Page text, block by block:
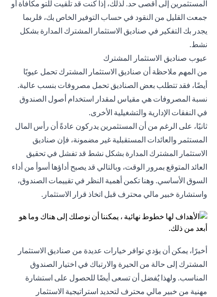
المستثمرين إلى أقصى حد. لذلك، إذا كنت قد تلقيت للتو مكافأة أو
جمعت القليل من النقود في حساب التوفير الخاص بك، فلربما
يجدر بك التفكير في صناديق الاستثمار المشترك المدارة بشكل
نشط.
عيوب صناديق الاستثمار المشترك
من المهم ملاحظة أن صناديق الاستثمار المشترك تحمل عيوبًا
أيضًا، فقد تتطلب بعض الصناديق تحمل مصروفات بنسب عالية.
نسبة المصروفات هي مقياس لمقدار استخدام أصول الصندوق
في النفقات الإدارية والتشغيلية الأخرى.
ثانيًا، على الرغم من أن المستثمرين يدركون عادةً أن رأس المال
المستثمر والعائدات المستقبلية غير مضمونة، فإن صناديق
الاستثمار المشترك المدارة بشكل نشط قد تفشل في تحقيق
العائد المتوقع بمرور الوقت، وبالتالي قد يصبح أداؤها أسوأ من أداء
السوق الأساسي. وهنا تكمن أهمية النظر في تقييمات الصندوق،
واستشارة خبير مالي محترف قبل اتخاذ قرار الاستثمار.
أخيرًا، يمكن أن يؤدي توافر خيارات عديدة من صناديق الاستثمار
المشترك إلى حالة من الحيرة والارتباك في اختيار الصندوق
المناسب. ولهذا يُفضل أن تسعى أيضًا للحصول على استشارة
مهنية من خبير مالي محترف لتحديد استراتيجية الاستثمار